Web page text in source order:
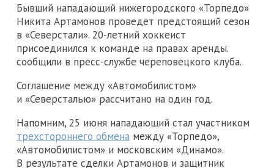
Бывший нападающий нижегородского «Торпедо»
Никита Артамонов проведет предстоящий сезон
в «Северстали». 20-летний хоккеист
присоединился к команде на правах аренды.
сообщили в пресс-службе череповецкого клуба.
Соглашение между «Автомобилистом»
и «Северсталью» рассчитано на один год.
Напомним, 25 июня нападающий стал участником
трехстороннего обмена между «Торпедо»,
«Автомобилистом» и московским «Динамо».
В результате сделки Артамонов и защитник